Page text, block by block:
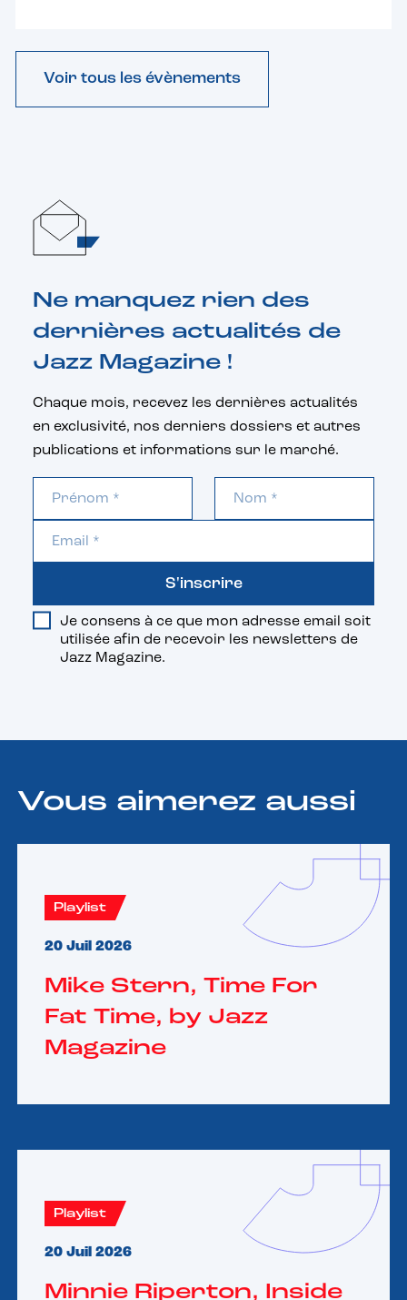
Voir tous les évènements
Ne manquez rien des
dernières actualités de
Jazz Magazine !
Chaque mois, recevez les dernières actualités
en exclusivité, nos derniers dossiers et autres
publications et informations sur le marché.
Je consens à ce que mon adresse email soit
utilisée afin de recevoir les newsletters de
Jazz Magazine.
S'inscrire
Vous aimerez aussi
Playlist
20 Juil 2026
Mike Stern, Time For
Fat Time, by Jazz
Magazine
Playlist
20 Juil 2026
Minnie Riperton, Inside